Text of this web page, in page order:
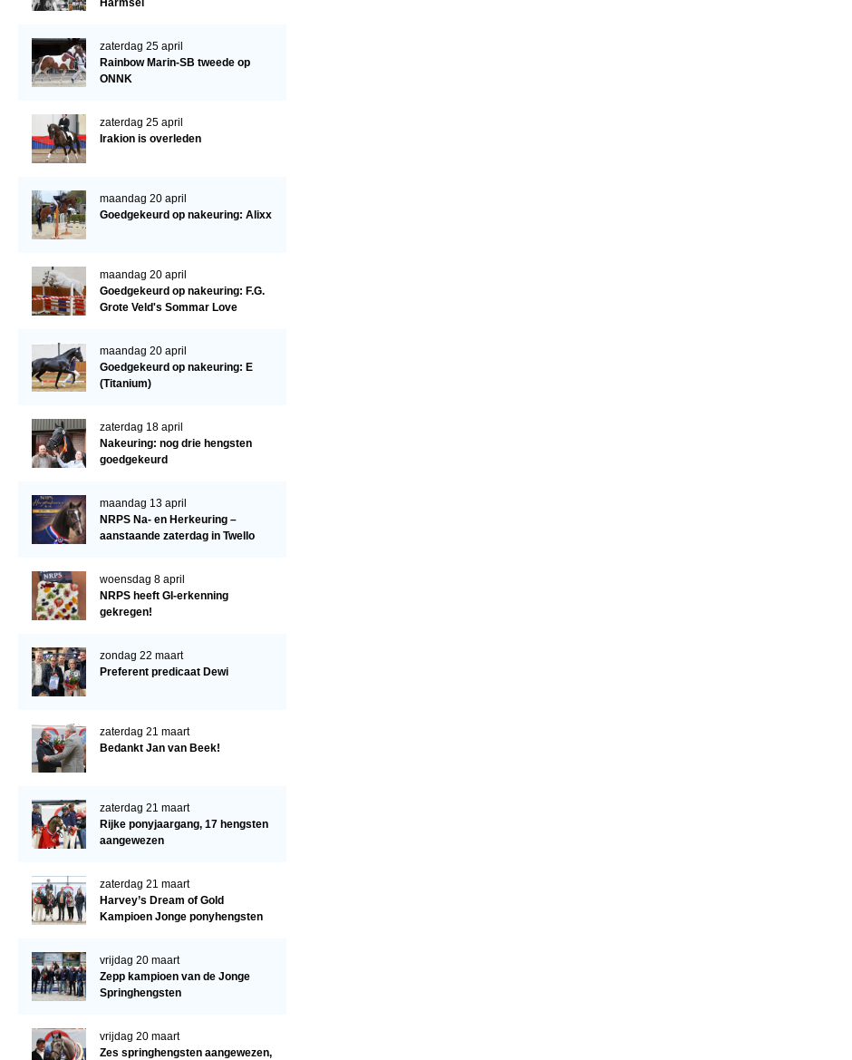
Cornage
WBSFH
Zoek een hengst
Hengstenselectie
Informatie Hengstenkeuring
Verrichtingsonderzoek NRPS
Verrichtingsonderzoek 2025-2026
Verrichtingsonderzoek 2024-2025
Verrichtingsonderzoek 2023-2024
Verrichtingsonderzoek 2021-2022
Verrichtingsonderzoek 2020-2021
Verrichtingsonderzoek 2019-2020
Sport
Inloggen
REGIO'S
Regio Noord
Bestuur Regio Noord
Regio Midden
Regio West
Regio Zuid
Bestuur Regio Zuid
KALENDER
ACCOUNT AANMAKEN
Harmsel
zaterdag 25 april
Rainbow Marin-SB tweede op
ONNK
zaterdag 25 april
Irakion is overleden
maandag 20 april
Goedgekeurd op nakeuring: Alixx
maandag 20 april
Goedgekeurd op nakeuring: F.G.
Grote Veld's Sommar Love
maandag 20 april
Goedgekeurd op nakeuring: E
(Titanium)
zaterdag 18 april
Nakeuring: nog drie hengsten
goedgekeurd
maandag 13 april
NRPS Na- en Herkeuring –
aanstaande zaterdag in Twello
woensdag 8 april
NRPS heeft GI-erkenning
gekregen!
zondag 22 maart
Preferent predicaat Dewi
zaterdag 21 maart
Bedankt Jan van Beek!
zaterdag 21 maart
Rijke ponyjaargang, 17 hengsten
aangewezen
zaterdag 21 maart
Harvey’s Dream of Gold
Kampioen Jonge ponyhengsten
vrijdag 20 maart
Zepp kampioen van de Jonge
Springhengsten
vrijdag 20 maart
Zes springhengsten aangewezen,